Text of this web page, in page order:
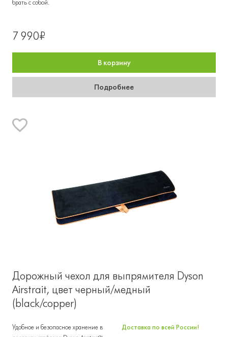
брать с собой.
7 990₽
В корзину
Подробнее
Дорожный чехол для выпрямителя Dyson
Airstrait, цвет черный/медный
(black/copper)
Удобное и безопасное хранение в
Доставка по всей России!